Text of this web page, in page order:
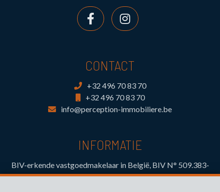
CONTACT
+32 496 70 83 70
+32 496 70 83 70
info@perception-immobiliere.be
INFORMATIE
BIV-erkende vastgoedmakelaar in België, BIV N° 509.383-
Toezichthoudende Autoriteit : Beroepinstituut van